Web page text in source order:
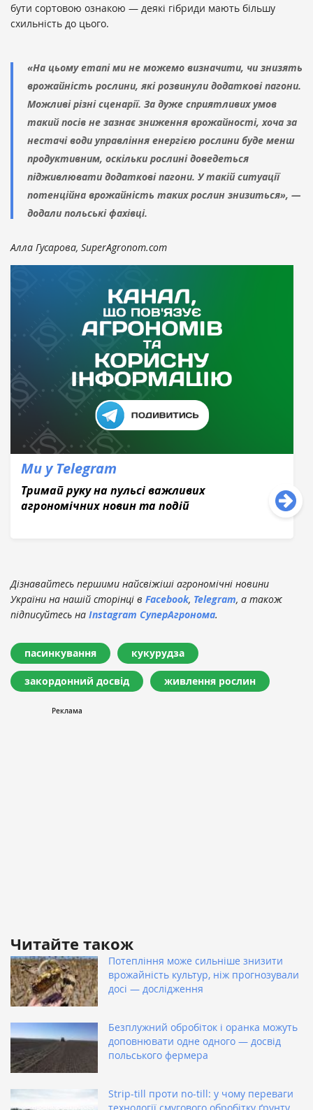
бути сортовою ознакою — деякі гібриди мають більшу
схильність до цього.
«На цьому етапі ми не можемо визначити, чи знизять
врожайність рослини, які розвинули додаткові пагони.
Можливі різні сценарії. За дуже сприятливих умов
такий посів не зазнає зниження врожайності, хоча за
нестачі води управління енергією рослини буде менш
продуктивним, оскільки рослині доведеться
підживлювати додаткові пагони. У такій ситуації
потенційна врожайність таких рослин знизиться», —
додали польські фахівці.
Алла Гусарова, SuperAgronom.com
Ми у Telegram
Тримай руку на пульсі важливих
агрономічних новин та подій
Дізнавайтесь першими найсвіжіші агрономічні новини
України на нашій сторінці в Facebook, Telegram, а також
підписуйтесь на Instagram СуперАгронома.
пасинкування кукурудза
закордонний досвід живлення рослин
Читайте також
Потепління може сильніше знизити
врожайність культур, ніж прогнозували
досі — дослідження
Безплужний обробіток і оранка можуть
доповнювати одне одного — досвід
польського фермера
Strip-till проти no-till: у чому переваги